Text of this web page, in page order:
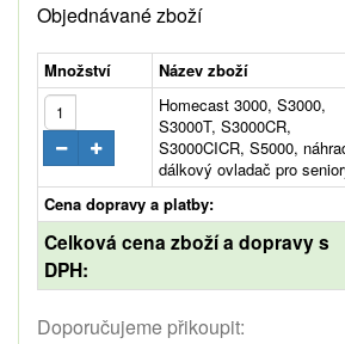
Objednávané zboží
Množství Název zboží
Homecast 3000, S3000,
S3000T, S3000CR,
S3000CICR, S5000,
dálkový ovladač pro
Cena dopravy a platby:
Celková cena zboží a dopravy s
DPH:
Doporučujeme přikoupit: